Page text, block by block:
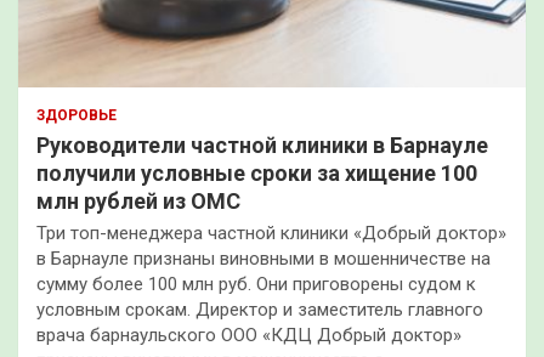
ЗДОРОВЬЕ
Руководители частной клиники в Барнауле
получили условные сроки за хищение 100
млн рублей из ОМС
Три топ-менеджера частной клиники «Добрый доктор»
в Барнауле признаны виновными в мошенничестве на
сумму более 100 млн руб. Они приговорены судом к
условным срокам. Директор и заместитель главного
врача барнаульского ООО «КДЦ Добрый доктор»